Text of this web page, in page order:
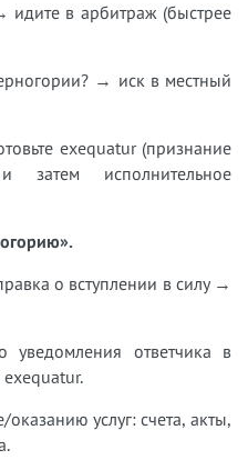
идите в арбитраж (быстрее
→ иск в местный
exequatur (признание
затем исполнительное
о вступлении в силу →
уведомления ответчика в
услуг: счета, акты,